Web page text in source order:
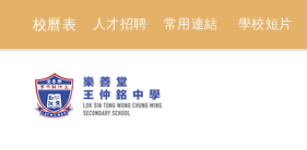
常用連結
人才招聘
校曆表 學校短片